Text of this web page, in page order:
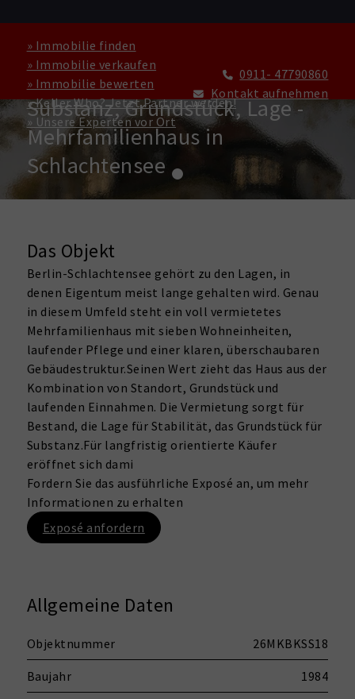
» Immobilie finden
» Immobilie verkaufen
» Immobilie bewerten
» Keller Who? Jetzt Partner werden!
» Unsere Experten vor Ort
0911- 47790860
Kontakt aufnehmen
ZINSHAUS / RENDITEOBJEKT ZU KAUFEN IN BERLIN
Substanz, Grundstück, Lage -
Mehrfamilienhaus in
Schlachtensee
Das Objekt
Berlin-Schlachtensee gehört zu den Lagen, in
denen Eigentum meist lange gehalten wird. Genau
in diesem Umfeld steht ein voll vermietetes
Mehrfamilienhaus mit sieben Wohneinheiten,
laufender Pflege und einer klaren, überschaubaren
Gebäudestruktur.Seinen Wert zieht das Haus aus der
Kombination von Standort, Grundstück und
laufenden Einnahmen. Die Vermietung sorgt für
Bestand, die Lage für Stabilität, das Grundstück für
Substanz.Für langfristig orientierte Käufer
eröffnet sich dami
Fordern Sie das ausführliche Exposé an, um mehr
Informationen zu erhalten
Exposé anfordern
Allgemeine Daten
Objektnummer 26MKBKSS18
Baujahr 1984